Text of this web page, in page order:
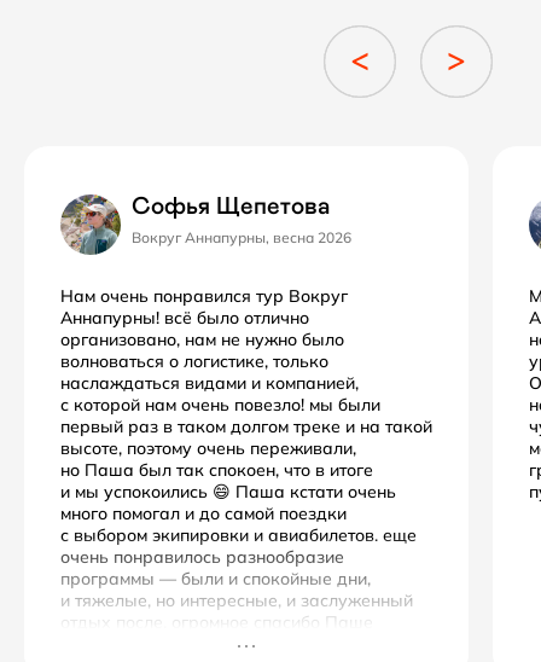
Софья Щепетова
Вокруг Аннапурны, весна 2026
Нам очень понравился тур Вокруг
Аннапурны! всё было отлично
организовано, нам не нужно было
волноваться о логистике, только
наслаждаться видами и компанией,
с которой нам очень повезло! мы были
первый раз в таком долгом треке и на такой
высоте, поэтому очень переживали,
но Паша был так спокоен, что в итоге
и мы успокоились 😄 Паша кстати очень
много помогал и до самой поездки
с выбором экипировки и авиабилетов. еще
очень понравилось разнообразие
программы — были и спокойные дни,
и тяжелые, но интересные, и заслуженный
отдых после. огромное спасибо Паше
и Даше за незабываемое приключение ❤️